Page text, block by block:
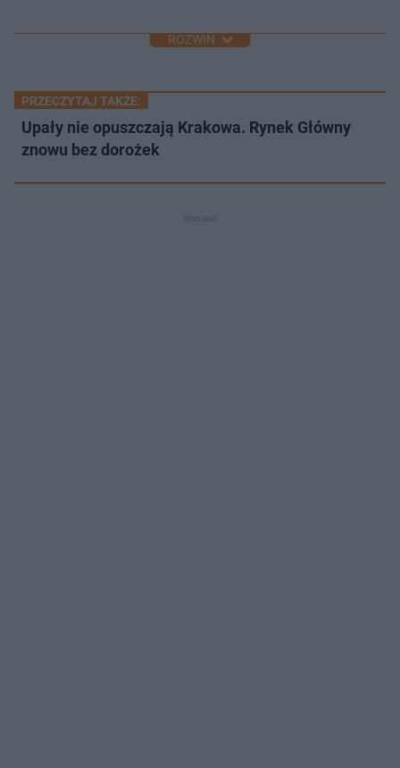
ROZWIŃ
PRZECZYTAJ TAKŻE:
Upały nie opuszczają Krakowa. Rynek Główny
znowu bez dorożek